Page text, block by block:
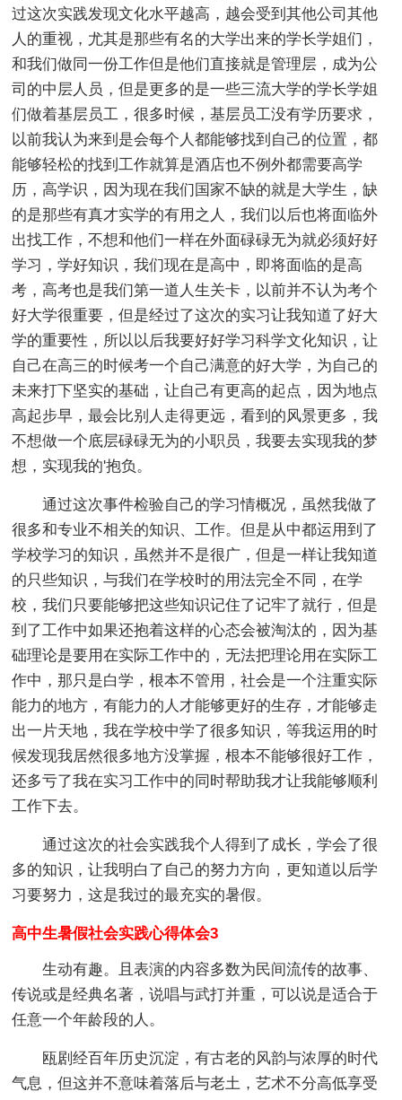
过这次实践发现文化水平越高，越会受到其他公司其他
人的重视，尤其是那些有名的大学出来的学长学姐们，
和我们做同一份工作但是他们直接就是管理层，成为公
司的中层人员，但是更多的是一些三流大学的学长学姐
们做着基层员工，很多时候，基层员工没有学历要求，
以前我认为来到是会每个人都能够找到自己的位置，都
能够轻松的找到工作就算是酒店也不例外都需要高学
历，高学识，因为现在我们国家不缺的就是大学生，缺
的是那些有真才实学的有用之人，我们以后也将面临外
出找工作，不想和他们一样在外面碌碌无为就必须好好
学习，学好知识，我们现在是高中，即将面临的是高
考，高考也是我们第一道人生关卡，以前并不认为考个
好大学很重要，但是经过了这次的实习让我知道了好大
学的重要性，所以以后我要好好学习科学文化知识，让
自己在高三的时候考一个自己满意的好大学，为自己的
未来打下坚实的基础，让自己有更高的起点，因为地点
高起步早，最会比别人走得更远，看到的风景更多，我
不想做一个底层碌碌无为的小职员，我要去实现我的梦
想，实现我的'抱负。
通过这次事件检验自己的学习情概况，虽然我做了
很多和专业不相关的知识、工作。但是从中都运用到了
学校学习的知识，虽然并不是很广，但是一样让我知道
的只些知识，与我们在学校时的用法完全不同，在学
校，我们只要能够把这些知识记住了记牢了就行，但是
到了工作中如果还抱着这样的心态会被淘汰的，因为基
础理论是要用在实际工作中的，无法把理论用在实际工
作中，那只是白学，根本不管用，社会是一个注重实际
能力的地方，有能力的人才能够更好的生存，才能够走
出一片天地，我在学校中学了很多知识，等我运用的时
候发现我居然很多地方没掌握，根本不能够很好工作，
还多亏了我在实习工作中的同时帮助我才让我能够顺利
工作下去。
通过这次的社会实践我个人得到了成长，学会了很
多的知识，让我明白了自己的努力方向，更知道以后学
习要努力，这是我过的最充实的暑假。
高中生暑假社会实践心得体会3
生动有趣。且表演的内容多数为民间流传的故事、
传说或是经典名著，说唱与武打并重，可以说是适合于
任意一个年龄段的人。
瓯剧经百年历史沉淀，有古老的风韵与浓厚的时代
气息，但这并不意味着落后与老土，艺术不分高低享受